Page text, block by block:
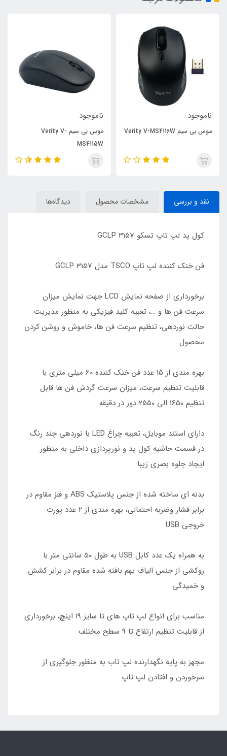
ناموجود
موس بی سیم Verity V-MS4116W
ناموجود
موس بی سیم Verity V-
MS4115W
نقد و بررسی مشخصات محصول دیدگاه‌ها
کول پد لپ تاپ تسکو GCLP 3157
فن خنک کننده لپ تاپ TSCO مدل GCLP 3157
برخورداری از صفحه نمایش LCD جهت نمایش میزان
سرعت فن ها و …، تعبیه کلید فیزیکی به منظور مدیریت
حالت نوردهی، تنظیم سرعت فن ها، خاموش و روشن کردن
محصول
بهره مندی از 15 عدد فن خنک کننده 60 میلی متری با
قابلیت تنظیم سرعت، میزان سرعت گردش فن ها قابل
تنظیم 1650 الی 2550 دور در دقیقه
دارای استند موبایل، تعبیه چراغ LED با نوردهی چند رنگ
در قسمت حاشیه کول پد و نورپردازی داخلی به منظور
ایجاد جلوه بصری زیبا
بدنه ای ساخته شده از جنس پلاستیک ABS و فلز مقاوم در
برابر فشار وضربه احتمالی، بهره مندی از ۲ عدد پورت
خروجی USB
به همراه یک عدد کابل USB به طول ۵۰ سانتی متر با
روکشی از جنس الیاف بهم بافته شده مقاوم در برابر کشش
و خمیدگی
مناسب برای انواع لپ تاپ های تا سایز ۱۹ اینچ، برخورداری
از قابلیت تنظیم ارتفاع تا 9 سطح مختلف
مجهز به پایه نگهدارنده لپ تاب به منظور جلوگیری از
سرخوردن و افتادن لپ تاپ